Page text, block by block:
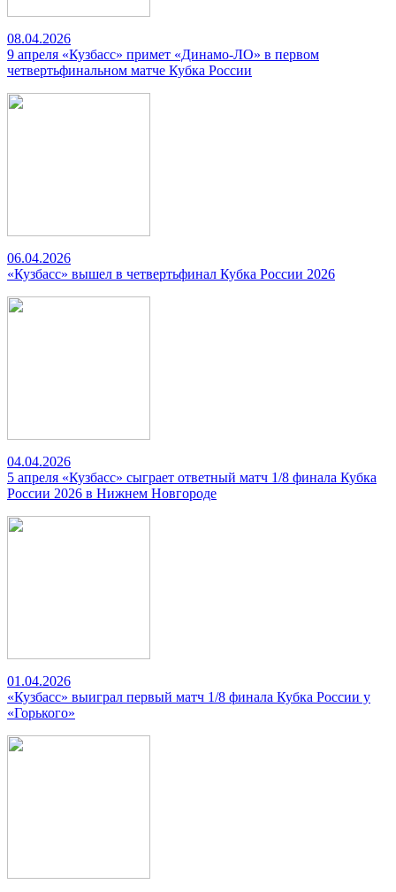
08.04.2026
9 апреля «Кузбасс» примет «Динамо-ЛО» в первом
четвертьфинальном матче Кубка России
06.04.2026
«Кузбасс» вышел в четвертьфинал Кубка России 2026
04.04.2026
5 апреля «Кузбасс» сыграет ответный матч 1/8 финала Кубка
России 2026 в Нижнем Новгороде
01.04.2026
«Кузбасс» выиграл первый матч 1/8 финала Кубка России у
«Горького»